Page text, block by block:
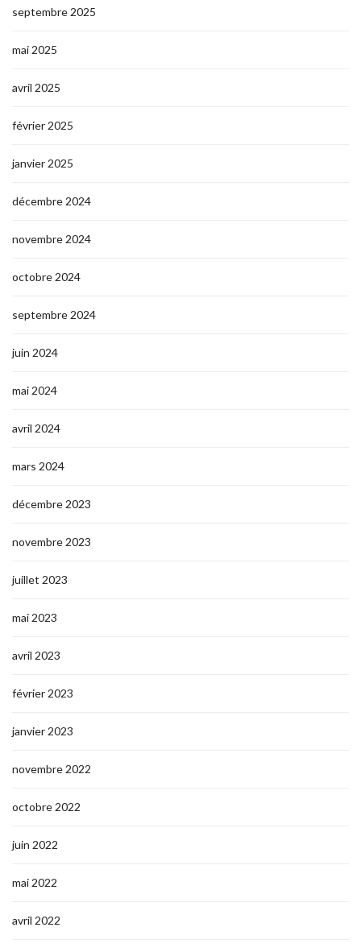
septembre 2025
mai 2025
avril 2025
février 2025
janvier 2025
décembre 2024
novembre 2024
octobre 2024
septembre 2024
juin 2024
mai 2024
avril 2024
mars 2024
décembre 2023
novembre 2023
juillet 2023
mai 2023
avril 2023
février 2023
janvier 2023
novembre 2022
octobre 2022
juin 2022
mai 2022
avril 2022